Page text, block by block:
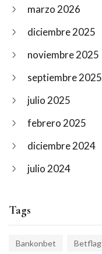
marzo 2026
diciembre 2025
noviembre 2025
septiembre 2025
julio 2025
febrero 2025
diciembre 2024
julio 2024
Tags
Bankonbet Betflag